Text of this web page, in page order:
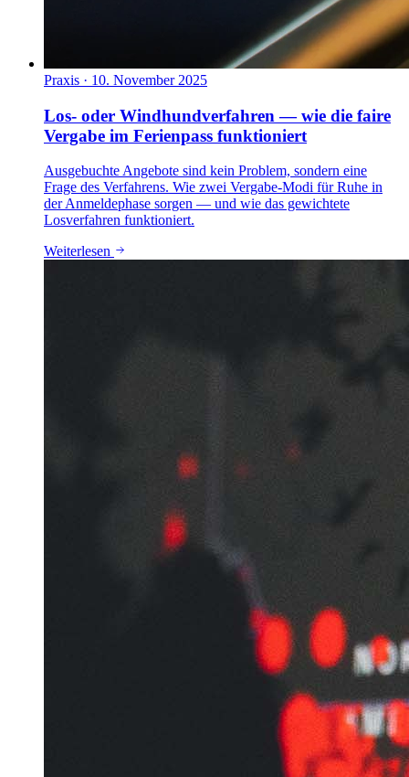
Praxis · 10. November 2025
Los- oder Windhundverfahren — wie die faire
Vergabe im Ferienpass funktioniert
Ausgebuchte Angebote sind kein Problem, sondern eine
Frage des Verfahrens. Wie zwei Vergabe-Modi für Ruhe in
der Anmeldephase sorgen — und wie das gewichtete
Losverfahren funktioniert.
Weiterlesen